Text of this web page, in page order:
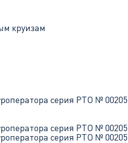
круизам
серия РТО №
серия РТО №
серия РТО №